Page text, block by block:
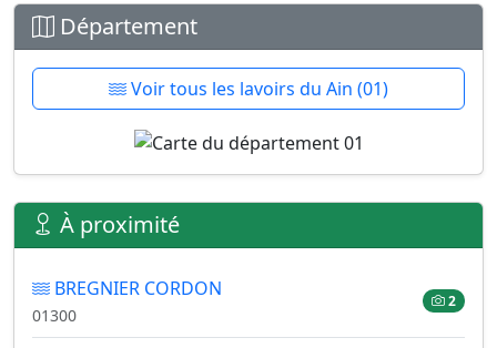
Département
Voir tous les lavoirs du Ain (01)
À proximité
BREGNIER CORDON
01300
2